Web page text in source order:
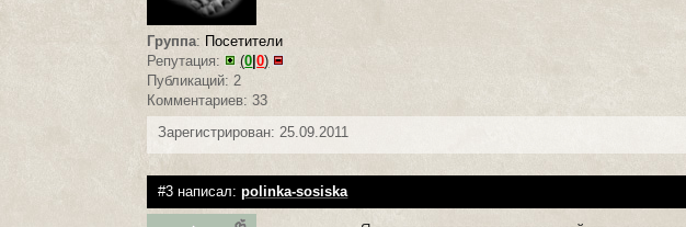
Группа: Посетители
Репутация:
(0 |0)
Публикаций: 2
Комментариев: 33
Зарегистрирован: 25.09.2011
#3 написал:polinka-sosiska